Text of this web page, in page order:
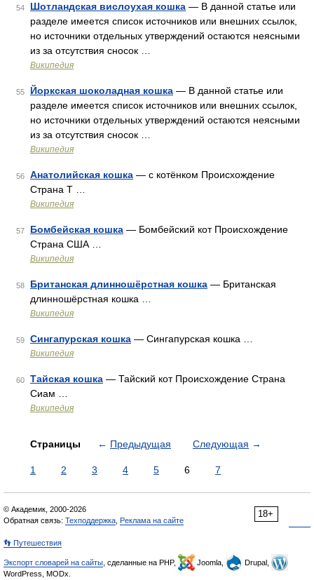
54 Шотландская вислоухая кошка — В данной статье или
разделе имеется список источников или внешних ссылок,
но источники отдельных утверждений остаются неясными
из за отсутствия сносок …
Википедия
55 Йоркская шоколадная кошка — В данной статье или
разделе имеется список источников или внешних ссылок,
но источники отдельных утверждений остаются неясными
из за отсутствия сносок …
Википедия
56 Анатолийская кошка — с котёнком Происхождение
Страна Т …
Википедия
57 Бомбейская кошка — Бомбейский кот Происхождение
Страна США …
Википедия
58 Британская длинношёрстная кошка — Британская
длинношёрстная кошка …
Википедия
59 Сингапурская кошка — Сингапурская кошка …
Википедия
60 Тайская кошка — Тайский кот Происхождение Страна
Сиам …
Википедия
Страницы ← Предыдущая Следующая →
1 2 3 4 5 6 7
18+
© Академик, 2000-2026
Обратная связь: Техподдержка Реклама на сайте
👣 Путешествия
Экспорт словарей на сайты , сделанные на PHP, Joomla,
Drupal,
WordPress, MODx.